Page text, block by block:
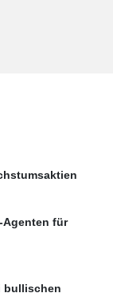
Agenten für
bullischen